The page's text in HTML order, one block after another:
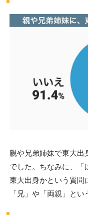
親や兄弟姉妹で東大出
でした。ちなみに、「
東大出身かという質問
「兄」や「両親」とい